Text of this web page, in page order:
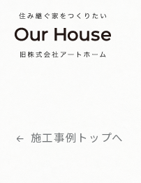
施工事例トップへ